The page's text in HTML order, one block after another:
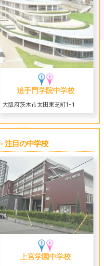
追手門学院中学校
大阪府茨木市太田東芝町1-1
- 注目の中学校
上宮学園中学校